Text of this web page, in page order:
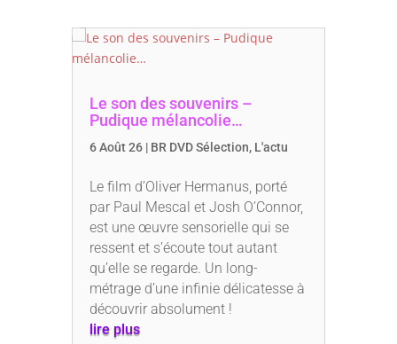
Le son des souvenirs –
Pudique mélancolie…
6 Août 26| BR DVD Sélection, L'actu
Le film d’Oliver Hermanus, porté
par Paul Mescal et Josh O’Connor,
est une œuvre sensorielle qui se
ressent et s’écoute tout autant
qu’elle se regarde. Un long-
métrage d’une infinie délicatesse à
découvrir absolument !
lire plus